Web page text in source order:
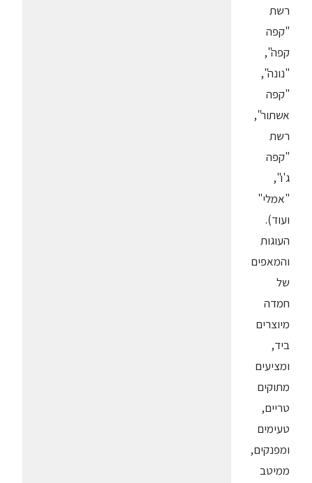
רשת
"קפה
קפה",
"נונה",
"קפה
אשתור",
רשת
"קפה
ג'ו",
"אמלי"
ועוד).
העוגות
והמאפים
של
חמדה
מיוצרים
ביד,
ומציעים
מתוקים
טריים,
טעימים
ומפנקים,
ממיטב